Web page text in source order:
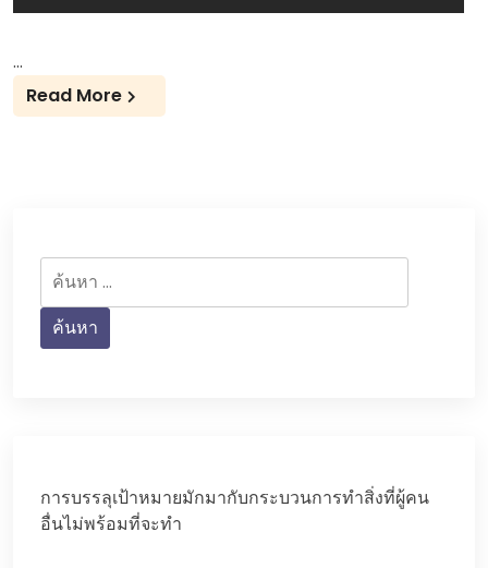
…
Read More
ค้นหา
สำหรับ:
การบรรลุเป้าหมายมักมากับกระบวนการทำสิ่งที่ผู้คน
อื่นไม่พร้อมที่จะทำ